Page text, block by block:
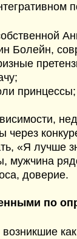
Болейн,
принцессы;
через
«Я лучше
мужчина
доверие.
по